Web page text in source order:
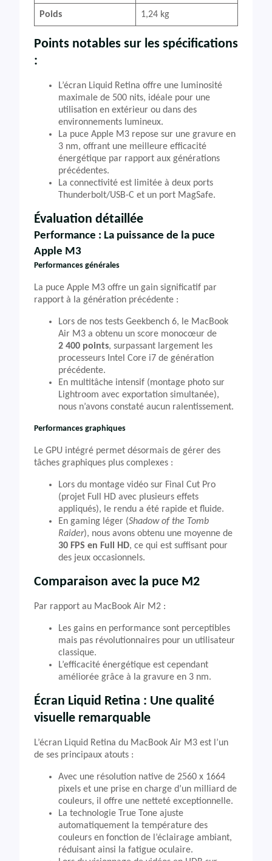
Poids 1,24 kg
Points notables sur les spécifications
:
L’écran Liquid Retina offre une luminosité
maximale de 500 nits, idéale pour une
utilisation en extérieur ou dans des
environnements lumineux.
La puce Apple M3 repose sur une gravure en
3 nm, offrant une meilleure efficacité
énergétique par rapport aux générations
précédentes.
La connectivité est limitée à deux ports
Thunderbolt/USB-C et un port MagSafe.
Évaluation détaillée
Performance : La puissance de la puce
Apple M3
Performances générales
La puce Apple M3 offre un gain significatif par
rapport à la génération précédente :
Lors de nos tests Geekbench 6, le MacBook
Air M3 a obtenu un score monocœur de
2 400 points, surpassant largement les
processeurs Intel Core i7 de génération
précédente.
En multitâche intensif (montage photo sur
Lightroom avec exportation simultanée),
nous n’avons constaté aucun ralentissement.
Performances graphiques
Le GPU intégré permet désormais de gérer des
tâches graphiques plus complexes :
Lors du montage vidéo sur Final Cut Pro
(projet Full HD avec plusieurs effets
appliqués), le rendu a été rapide et fluide.
En gaming léger (Shadow of the Tomb
Raider), nous avons obtenu une moyenne de
30 FPS en Full HD, ce qui est suffisant pour
des jeux occasionnels.
Comparaison avec la puce M2
Par rapport au MacBook Air M2 :
Les gains en performance sont perceptibles
mais pas révolutionnaires pour un utilisateur
classique.
L’efficacité énergétique est cependant
améliorée grâce à la gravure en 3 nm.
Écran Liquid Retina : Une qualité
visuelle remarquable
L’écran Liquid Retina du MacBook Air M3 est l’un
de ses principaux atouts :
Avec une résolution native de 2560 x 1664
pixels et une prise en charge d’un milliard de
couleurs, il offre une netteté exceptionnelle.
La technologie True Tone ajuste
automatiquement la température des
couleurs en fonction de l’éclairage ambiant,
réduisant ainsi la fatigue oculaire.